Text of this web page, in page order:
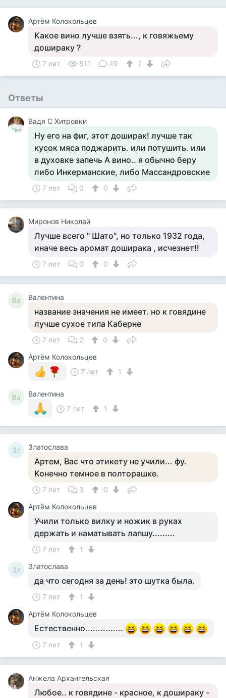
Артём Колокольцев
Какое вино лучше взять..., к говяжьему
дошираку ?
7 лет 511 49 2
Ответы
Вадя С Хитровки
Ну его на фиг, этот доширак! лучше так
кусок мяса поджарить. или потушить. или
в духовке запечь А вино.. я обычно беру
либо Инкерманские, либо Массандровские
7 лет 0 0
Миронов Николай
Лучше всего " Шато", но только 1932 года,
иначе весь аромат доширака , исчезнет!!
7 лет 0 0
Ва Валентина
название значения не имеет. но к говядине
лучше сухое типа Каберне
7 лет 2
0
Артём Колокольцев
7 лет
1
Ва
Валентина
7 лет
1
Зл Златослава
Артем, Вас что этикету не учили... фу.
Конечно темное в полторашке.
7 лет 3
0
Артём Колокольцев
Учили только вилку и ножик в руках
держать и наматывать лапшу.........
7 лет 1
Зл Златослава
да что сегодня за день! это шутка была.
7 лет
1
Артём Колокольцев
Естественно...............
7 лет 1
Анжела Архангельская
Любое.. к говядине - красное, к дошираку -